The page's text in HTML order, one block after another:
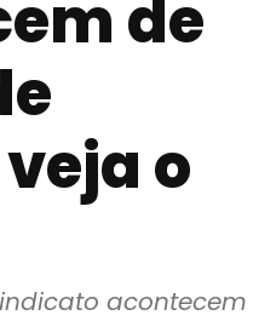
de
o
acontecem